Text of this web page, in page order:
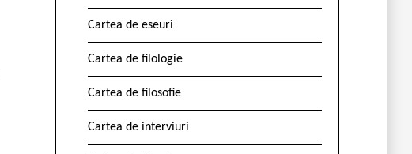
Cartea de eseuri
Cartea de filologie
Cartea de filosofie
Cartea de interviuri